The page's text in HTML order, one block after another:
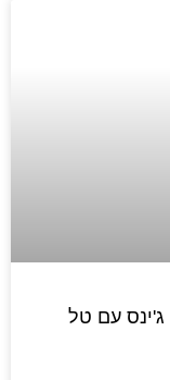
ג'ינס עם טל